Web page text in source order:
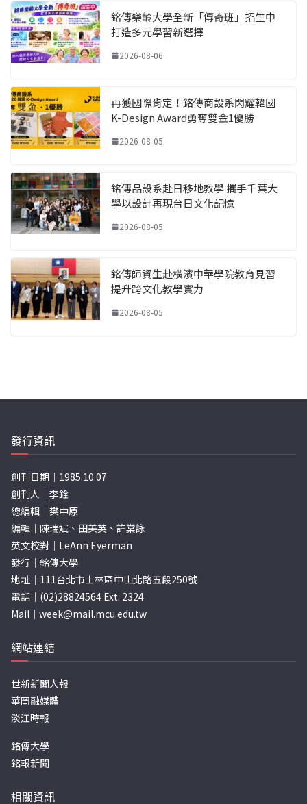
銘傳樂齡大學全新「傳奇班」招生中
打造多元學習新選擇
2026-08-06
再獲國際肯定！銘傳商設系閃耀韓國
K-Design Award勇奪雙金1優勝
2026-08-05
銘傳品設系赴日移地教學 攜手千葉大
學以設計再現台日文化記憶
2026-08-05
銘傳師資生赴橫濱中華學院教育見習
提升跨文化教學實力
2026-08-05
發行資訊
創刊日期｜1985.10.07
創刊人｜李銓
總編輯｜樊中原
編輯｜陳瑞斌、田美英、許棠詠
英文校對｜LeAnn Eyerman
發行｜銘傳大學
地址｜111台北市士林區中山北路五段250號
電話｜(02)28824564 Ext. 2324
Mail｜ week@mail.mcu.edu.tw
網站連結
世新新聞人報
華岡融媒體
淡江時報
銘傳大學
銘報新聞
相關資訊